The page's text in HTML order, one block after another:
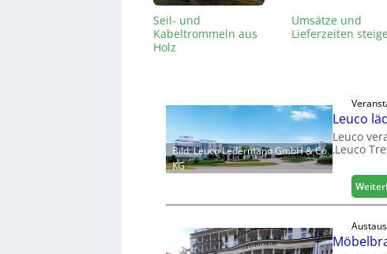
Seil- und
Kabeltrommeln aus
Holz
Umsätze und
Lieferzeiten
Bild: Leuco Ledermann GmbH & Co.
KG
Leuco
Leuco
‚Leuco